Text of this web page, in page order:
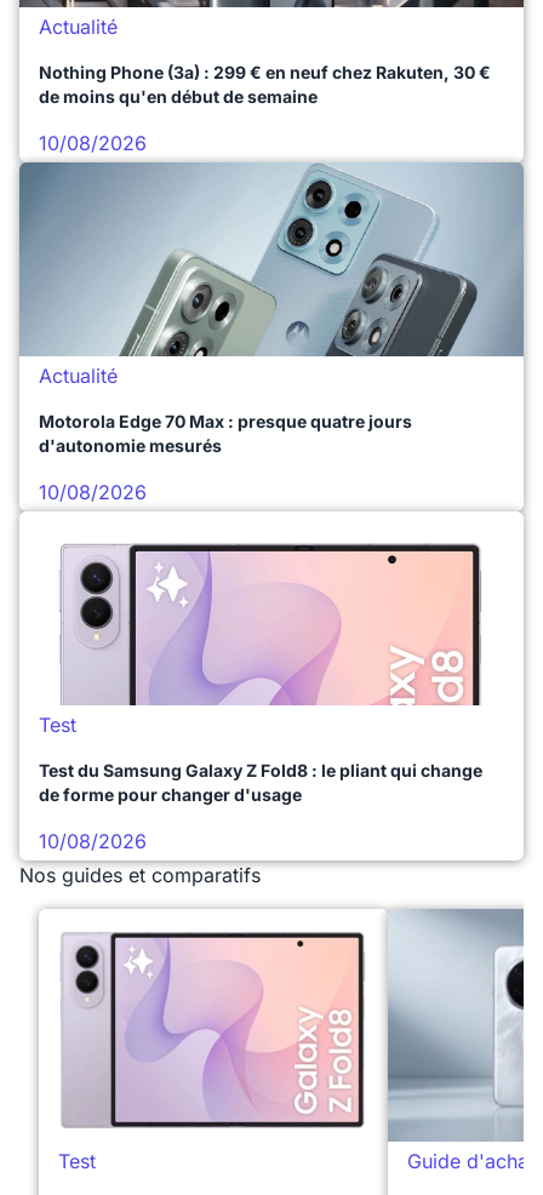
Actualité
Nothing Phone (3a) : 299 € en neuf chez Rakuten, 30 €
de moins qu'en début de semaine
10/08/2026
Actualité
Motorola Edge 70 Max : presque quatre jours
d'autonomie mesurés
10/08/2026
Test
Test du Samsung Galaxy Z Fold8 : le pliant qui change
de forme pour changer d'usage
10/08/2026
Nos guides et comparatifs
Test Guide d'achat